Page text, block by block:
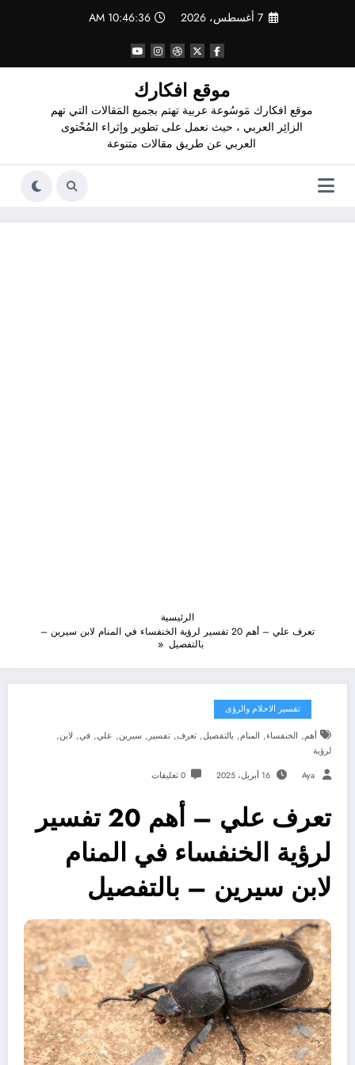
7 أغسطس، 2026 10:46:36 AM
موقع افكارك
موقع افكارك مَوسُوعة عربية تهتم بجميع المَقالات التي تهم
الزائِر العربي ، حيث نعمل على تطوير وإثراء المُحْتوى
العربي عن طريق مقالات متنوعة
الرئيسية
تعرف علي – أهم 20 تفسير لرؤية الخنفساء في المنام لابن سيرين –
بالتفصيل
تفسير الاحلام والرؤى
أهم, الخنفساء, المنام, بالتفصيل, تعرف, تفسير , سيرين, علي, في, لابن,
لرؤية
Aya 16 أبريل، 2025 0 تعليقات
تعرف علي – أهم 20 تفسير
لرؤية الخنفساء في المنام
لابن سيرين – بالتفصيل